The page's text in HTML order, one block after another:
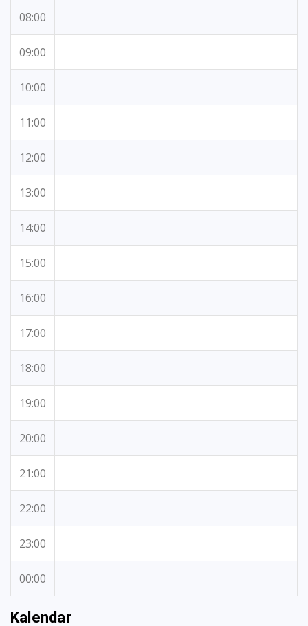
08:00
09:00
10:00
11:00
12:00
13:00
14:00
15:00
16:00
17:00
18:00
19:00
20:00
21:00
22:00
23:00
00:00
Kalendar